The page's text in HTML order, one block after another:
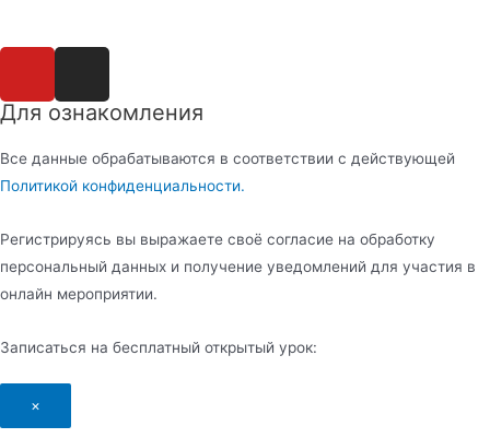
Для ознакомления
Все данные обрабатываются в соответствии с действующей
Политикой конфиденциальности.
Регистрируясь вы выражаете своё согласие на обработку
персональный данных и получение уведомлений для участия в
онлайн мероприятии.
Записаться на бесплатный открытый урок:
×